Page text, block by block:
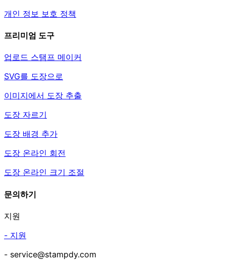
개인 정보 보호 정책
프리미엄 도구
업로드 스탬프 메이커
SVG를 도장으로
이미지에서 도장 추출
도장 자르기
도장 배경 추가
도장 온라인 회전
도장 온라인 크기 조절
문의하기
지원
- 지원
- service@stampdy.com